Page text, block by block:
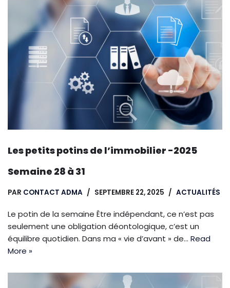
Les petits potins de l’immobilier -2025
Semaine 28 à 31
PAR CONTACT ADMA SEPTEMBRE 22, 2025 ACTUALITÉS
Le potin de la semaine Être indépendant, ce n’est pas
seulement une obligation déontologique, c’est un
équilibre quotidien. Dans ma « vie d’avant » de… Read
More »